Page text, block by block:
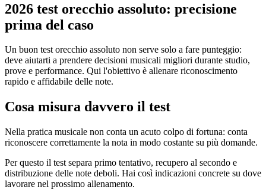
2026 test orecchio assoluto: precisione
prima del caso
Un buon test orecchio assoluto non serve solo a fare punteggio:
deve aiutarti a prendere decisioni musicali migliori durante studio,
prove e performance. Qui l'obiettivo è allenare riconoscimento
rapido e affidabile delle note.
Cosa misura davvero il test
Nella pratica musicale non conta un acuto colpo di fortuna: conta
riconoscere correttamente la nota in modo costante su più domande.
Per questo il test separa primo tentativo, recupero al secondo e
distribuzione delle note deboli. Hai così indicazioni concrete su dove
lavorare nel prossimo allenamento.